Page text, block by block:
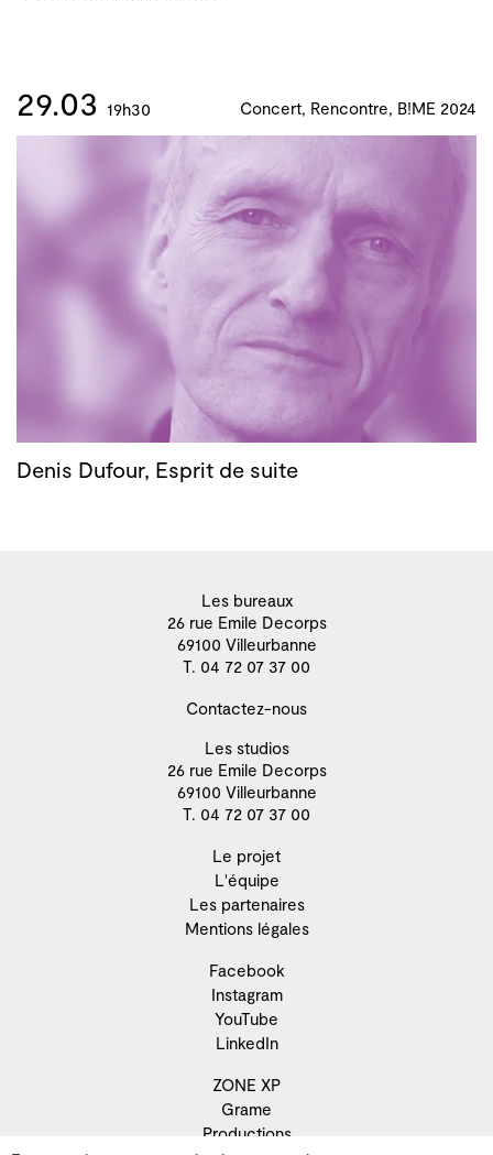
29.03 19h30 Concert, Rencontre, B!ME 2024
Denis Dufour, Esprit de suite
Les bureaux
26 rue Emile Decorps
69100 Villeurbanne
T. 04 72 07 37 00
Contactez-nous
Les studios
26 rue Emile Decorps
69100 Villeurbanne
T. 04 72 07 37 00
Le projet
L'équipe
Les partenaires
Mentions légales
Facebook
Instagram
YouTube
LinkedIn
ZONE XP
Grame
Productions